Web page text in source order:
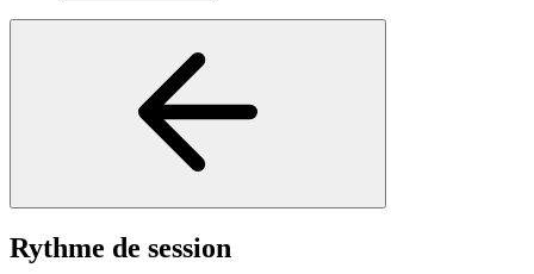
Rythme de session